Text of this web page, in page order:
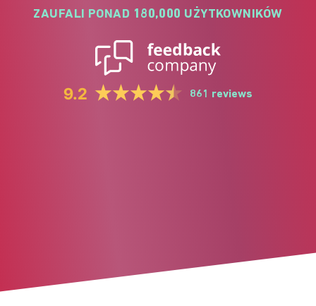
ZAUFALI PONAD 180,000 UŻYTKOWNIKÓW
9.2 861 reviews